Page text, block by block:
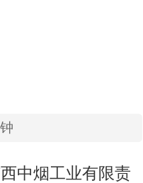
中烟工业有限责